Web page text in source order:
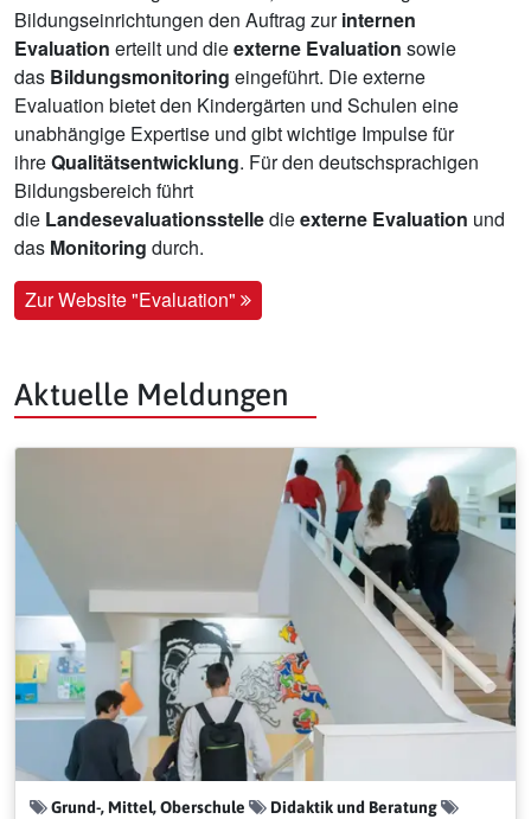
Bildungseinrichtungen den Auftrag zurinternen
Evaluation erteilt und dieexterne Evaluation sowie
das Bildungsmonitoring eingeführt. Die externe
Evaluation bietet den Kindergärten und Schulen eine
unabhängige Expertise und gibt wichtige Impulse für
ihreQualitätsentwicklung. Für den deutschsprachigen
Bildungsbereich führt
die Landesevaluationsstelledieexterne Evaluation und
das Monitoring durch.
Zur Website "Evaluation"
Aktuelle Meldungen
Grund-, Mittel, Oberschule
Didaktik und Beratung